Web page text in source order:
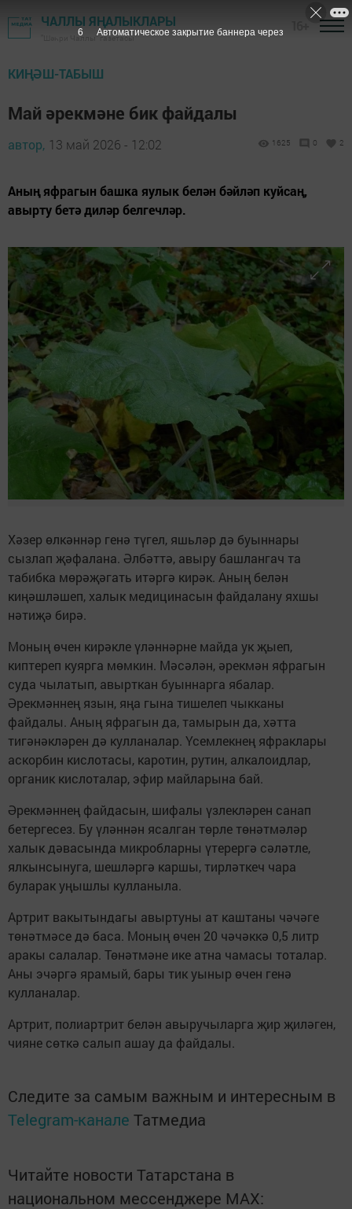
ЧАЛЛЫ ЯҢАЛЫКЛАРЫ
"Шәһри Чаллы" газетасы
КИҢӘШ-ТАБЫШ
Май әрекмәне бик файдалы
автор, 13 май 2026 - 12:02 1625 0 2
Аның яфрагын башка яулык белән бәйләп куйсаң,
авырту бетә диләр белгечләр.
Хәзер өлкәннәр генә түгел, яшьләр дә буыннары
сызлап җәфалана. Әлбәттә, авыру башлангач та
табибка мөрәҗәгать итәргә кирәк. Аның белән
киңәшләшеп, халык медицинасын файдалану яхшы
нәтиҗә бирә.
Моның өчен кирәкле үләннәрне майда ук җыеп,
киптереп куярга мөмкин. Мәсәлән, әрекмән яфрагын
суда чылатып, авырткан буыннарга ябалар.
Әрекмәннең язын, яңа гына тишелеп чыкканы
файдалы. Аның яфрагын да, тамырын да, хәтта
тигәнәкләрен дә кулланалар. Үсемлекнең яфраклары
аскорбин кислотасы, каротин, рутин, алкалоидлар,
органик кислоталар, эфир майларына бай.
Әрекмәннең файдасын, шифалы үзлекләрен санап
бетергесез. Бу үләннән ясалган төрле төнәтмәләр
халык дәвасында микробларны үтерергә сәләтле,
ялкынсынуга, шешләргә каршы, тирләткеч чара
буларак уңышлы кулланыла.
Артрит вакытындагы авыртуны ат каштаны чәчәге
төнәтмәсе дә баса. Моның өчен 20 чәчәккә 0,5 литр
аракы салалар. Төнәтмәне ике атна чамасы тоталар.
Аны эчәргә ярамый, бары тик уыныр өчен генә
кулланалар.
Артрит, полиартрит белән авыручыларга җир җиләген,
чияне сөткә салып ашау да файдалы.
Следите за самым важным и интересным в
Telegram-канале Татмедиа
Читайте новости Татарстана в
национальном мессенджере MАХ:
4 Автоматическое закрытие баннера через